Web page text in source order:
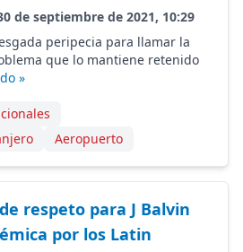
de septiembre de 2021, 10:29
peripecia para llamar la
que lo mantiene retenido
»
Aeropuerto
respeto para J Balvin
por los Latin